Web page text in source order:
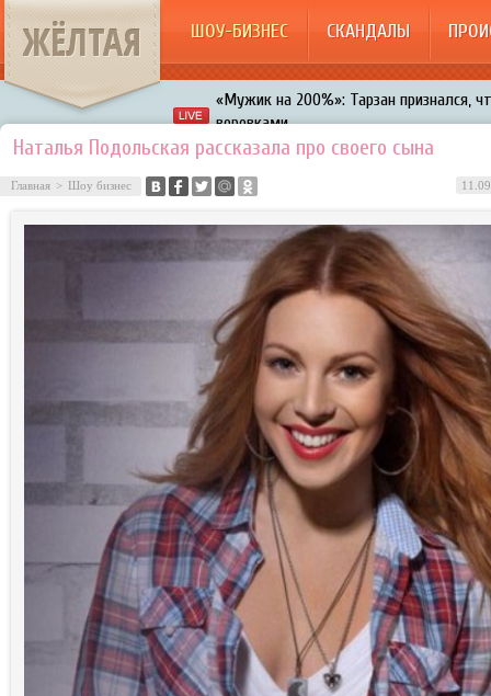
ЖЁЛТАЯ ШОУ-БИЗНЕС СКАНДАЛЫ
«Мужик на 200%»: Тарзан признался,
воровками
Расстались Энрике Иглесиас и Анна
Авербух зарождает в Бузовой новый
Наталья Подольская рассказала про своего сына
Главная > Шоу бизнес